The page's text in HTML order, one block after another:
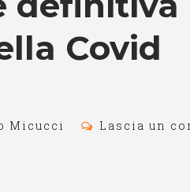
Covid
Micucci Lascia un